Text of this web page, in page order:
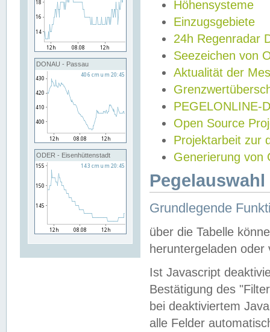
DONAU - Passau
ODER - Eisenhüttenstadt
Höhensysteme
Einzugsgebiete
24h Regenradar
Seezeichen von
Aktualität der
PEGELONLINE-
Open Source
Projektarbeit zur
Generierung von
Grundlegende
über die Tabelle
heruntergeladen oder
Ist Javascript
Bestätigung des
bei deaktiviertem
alle Felder